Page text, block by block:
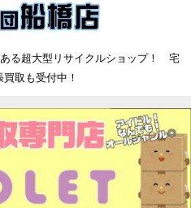
る超大型リサイクルショップ！ 宅
取も受付中！